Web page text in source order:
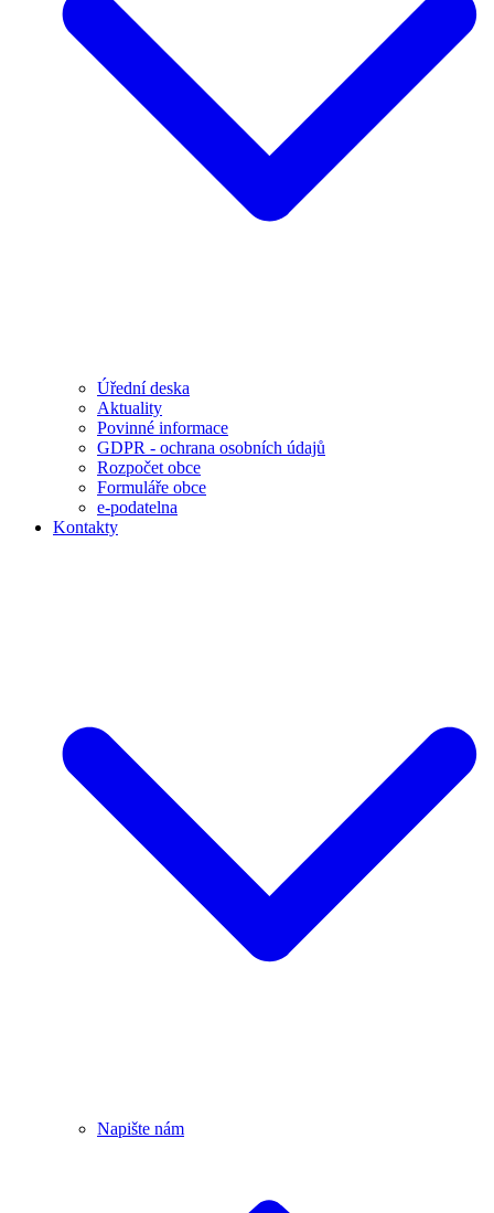
Úřední deska
Aktuality
Povinné informace
GDPR - ochrana osobních údajů
Rozpočet obce
Formuláře obce
e-podatelna
Kontakty
Napište nám